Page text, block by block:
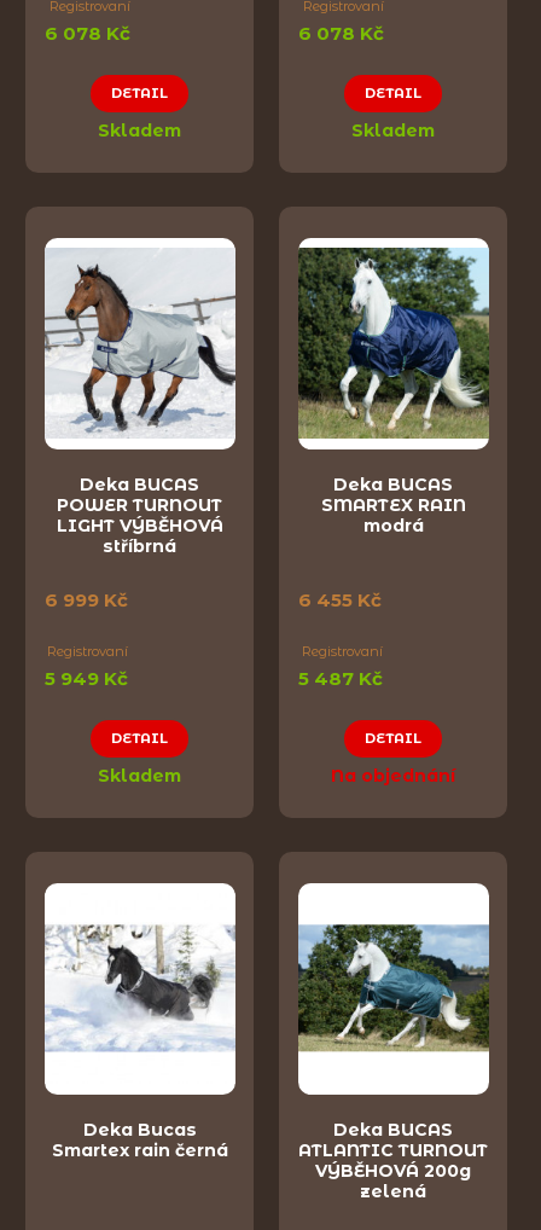
Registrovaní
6 078 Kč
DETAIL
Skladem
Registrovaní
6 078 Kč
DETAIL
Skladem
Deka BUCAS
POWER TURNOUT
LIGHT VÝBĚHOVÁ
stříbrná
6 999 Kč
Registrovaní
5 949 Kč
DETAIL
Skladem
Deka BUCAS
SMARTEX RAIN
modrá
6 455 Kč
Registrovaní
5 487 Kč
DETAIL
Na objednání
Deka Bucas
Smartex rain černá
Deka BUCAS
ATLANTIC TURNOUT
VÝBĚHOVÁ 200g
zelená